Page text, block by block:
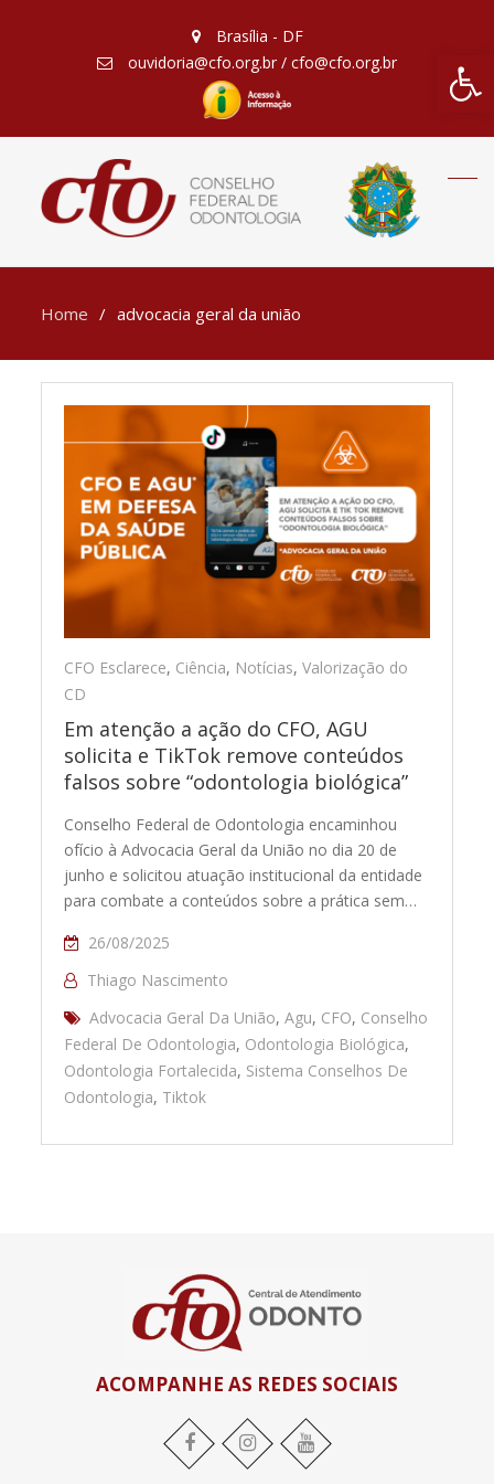
Barra
Brasília - DF
ouvidoria@cfo.org.br / cfo@cfo.org.br
Home advocacia geral da união
CFO Esclarece, Ciência, Notícias,Valorização do
CD
Em atenção a ação do CFO, AGU
solicita e TikTok remove conteúdos
falsos sobre “odontologia biológica”
Conselho Federal de Odontologia encaminhou
ofício à Advocacia Geral da União no dia 20 de
junho e solicitou atuação institucional da entidade
para combate a conteúdos sobre a prática sem…
26/08/2025
Thiago Nascimento
Advocacia Geral Da União,Agu, CFO, Conselho
Federal De Odontologia, Odontologia Biológica,
Odontologia Fortalecida, Sistema Conselhos De
Odontologia, Tiktok
ACOMPANHE AS REDES SOCIAIS